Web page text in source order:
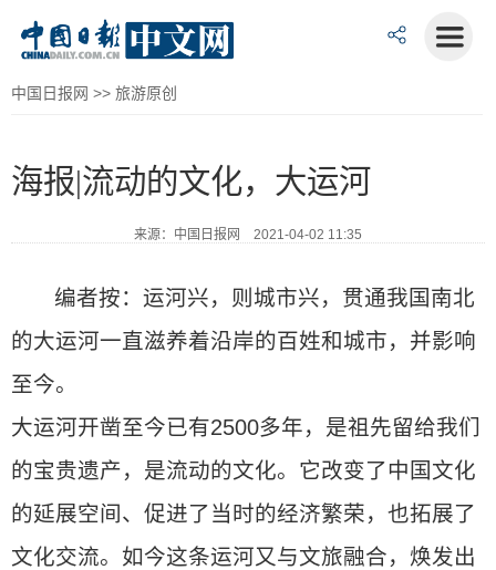
中国日报网 >> 旅游原创
海报|流动的文化，大运河
来源：中国日报网 2021-04-02 11:35
编者按：运河兴，则城市兴，贯通我国南北
的大运河一直滋养着沿岸的百姓和城市，并影响
至今。
大运河开凿至今已有2500多年，是祖先留给我们
的宝贵遗产，是流动的文化。它改变了中国文化
的延展空间、促进了当时的经济繁荣，也拓展了
文化交流。如今这条运河又与文旅融合，焕发出